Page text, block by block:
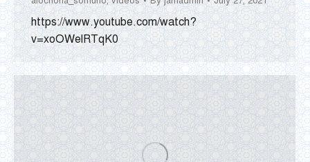
https://www.youtube.com/watch?
v=xoOWelRTqK0